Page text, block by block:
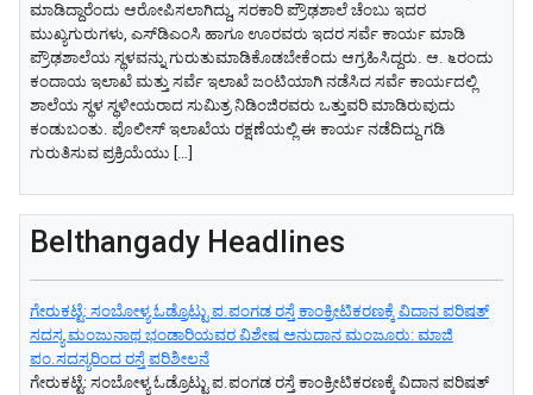
ಮಾಡಿದ್ದಾರೆಂದು ಆರೋಪಿಸಲಾಗಿದ್ದು, ಸರಕಾರಿ ಪ್ರೌಢಶಾಲೆ ಚೆಂಬು ಇದರ
ಮುಖ್ಯಗುರುಗಳು, ಎಸ್‌ಡಿಎಂಸಿ ಹಾಗೂ ಊರವರು ಇದರ ಸರ್ವೆ ಕಾರ್ಯ ಮಾಡಿ
ಪ್ರೌಢಶಾಲೆಯ ಸ್ಥಳವನ್ನು ಗುರುತುಮಾಡಿಕೊಡಬೇಕೆಂದು ಆಗ್ರಹಿಸಿದ್ದರು. ಆ. ೬ರಂದು
ಕಂದಾಯ ಇಲಾಖೆ ಮತ್ತು ಸರ್ವೆ ಇಲಾಖೆ ಜಂಟಿಯಾಗಿ ನಡೆಸಿದ ಸರ್ವೆ ಕಾರ್ಯದಲ್ಲಿ
ಶಾಲೆಯ ಸ್ಥಳ ಸ್ಥಳೀಯರಾದ ಸುಮಿತ್ರ ನಿಡಿಂಜಿರವರು ಒತ್ತುವರಿ ಮಾಡಿರುವುದು
ಕಂಡುಬಂತು. ಪೊಲೀಸ್ ಇಲಾಖೆಯ ರಕ್ಷಣೆಯಲ್ಲಿ ಈ ಕಾರ್ಯ ನಡೆದಿದ್ದು ಗಡಿ
ಗುರುತಿಸುವ ಪ್ರಕ್ರಿಯೆಯು […]
Belthangady Headlines
ಗೇರುಕಟ್ಟೆ: ಸಂಬೋಳ್ಯ ಓಡ್ರೊಟ್ಟು ಪ.ಪಂಗಡ ರಸ್ತೆ ಕಾಂಕ್ರೀಟಿಕರಣಕ್ಕೆ ವಿದಾನ ಪರಿಷತ್
ಸದಸ್ಯ ಮಂಜುನಾಥ ಭಂಡಾರಿಯವರ ವಿಶೇಷ ಅನುದಾನ ಮಂಜೂರು: ಮಾಜಿ
ಪಂ.ಸದಸ್ಯರಿಂದ ರಸ್ತೆ ಪರಿಶೀಲನೆ
ಗೇರುಕಟ್ಟೆ: ಸಂಬೋಳ್ಯ ಓಡ್ರೊಟ್ಟು ಪ.ಪಂಗಡ ರಸ್ತೆ ಕಾಂಕ್ರೀಟಿಕರಣಕ್ಕೆ ವಿದಾನ ಪರಿಷತ್